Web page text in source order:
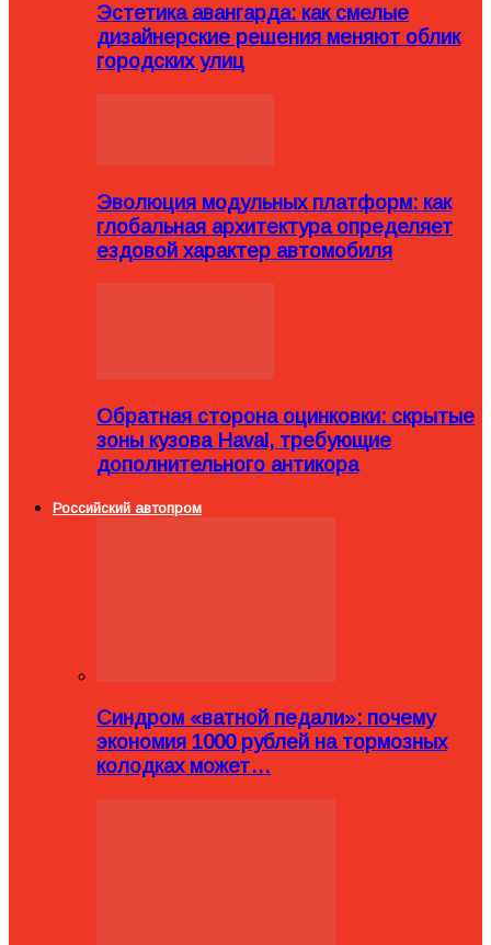
Эстетика авангарда: как смелые
дизайнерские решения меняют облик
городских улиц
Эволюция модульных платформ: как
глобальная архитектура определяет
ездовой характер автомобиля
Обратная сторона оцинковки: скрытые
зоны кузова Haval, требующие
дополнительного антикора
Российский автопром
Синдром «ватной педали»: почему
экономия 1000 рублей на тормозных
колодках может…